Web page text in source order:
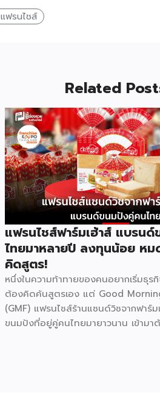
แฟรนไชส์
Related
แฟรนไชส์ฟาร์มเฮ้าส์ แบรน
ไทยมาหลายปี ลงทุนน้อย หม
คิดสูตร!
หนึ่งในความท้าทายของคนอยากเริ่มธุร
ต้องคิดค้นสูตรเอง แต่ Good
(GMF) แฟรนไชส์ร้านแซนด์วิชจากฟาร์
ขนมปังที่อยู่คู่คนไทยมายาวนาน เข้าม